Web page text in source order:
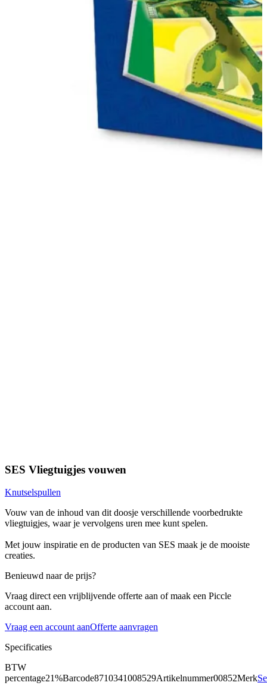
SES Vliegtuigjes vouwen
Knutselspullen
Vouw van de inhoud van dit doosje verschillende voorbedrukte
vliegtuigjes, waar je vervolgens uren mee kunt spelen.
Met jouw inspiratie en de producten van SES maak je de mooiste
creaties.
Benieuwd naar de prijs?
Vraag direct een vrijblijvende offerte aan of maak een Piccle
account aan.
Vraag een account aanOfferte aanvragen
Specificaties
BTW
percentage21%Barcode8710341008529Artikelnummer00852Merk